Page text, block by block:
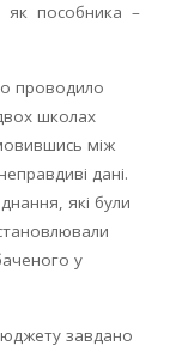
а як пособника –
проводило
школах
між
дані.
які були
у
завдано